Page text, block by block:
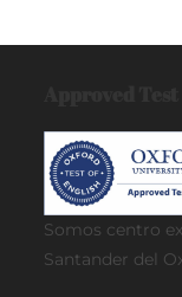
Somos centro
Santander del